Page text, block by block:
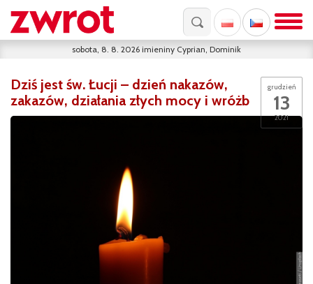
sobota, 8. 8. 2026 imieniny Cyprian, Dominik
grudzień
13
2021
Dziś jest św. Łucji – dzień nakazów,
zakazów, działania złych mocy i wróżb